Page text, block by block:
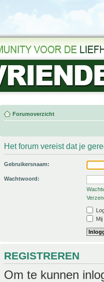
Forumoverzicht
Het forum vereist dat je
Gebruikersnaam:
Wachtwoord:
REGISTREREN
Om te kunnen